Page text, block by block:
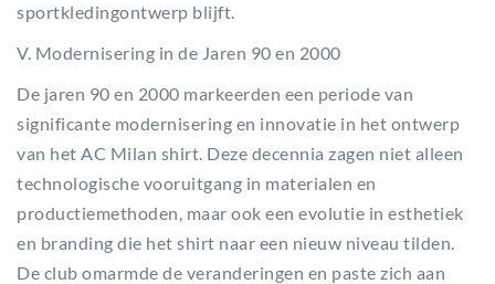
sportkledingontwerp blijft.
V. Modernisering in de Jaren 90 en 2000
De jaren 90 en 2000 markeerden een periode van
significante modernisering en innovatie in het ontwerp
van het AC Milan shirt. Deze decennia zagen niet alleen
technologische vooruitgang in materialen en
productiemethoden, maar ook een evolutie in esthetiek
en branding die het shirt naar een nieuw niveau tilden.
De club omarmde de veranderingen en paste zich aan